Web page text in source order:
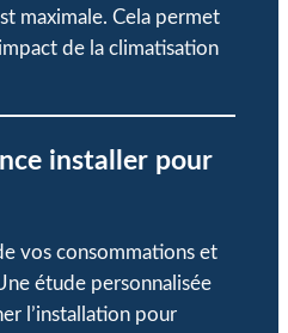
maximale. Cela permet
de la climatisation
installer pour
vos consommations et
étude personnalisée
l’installation pour